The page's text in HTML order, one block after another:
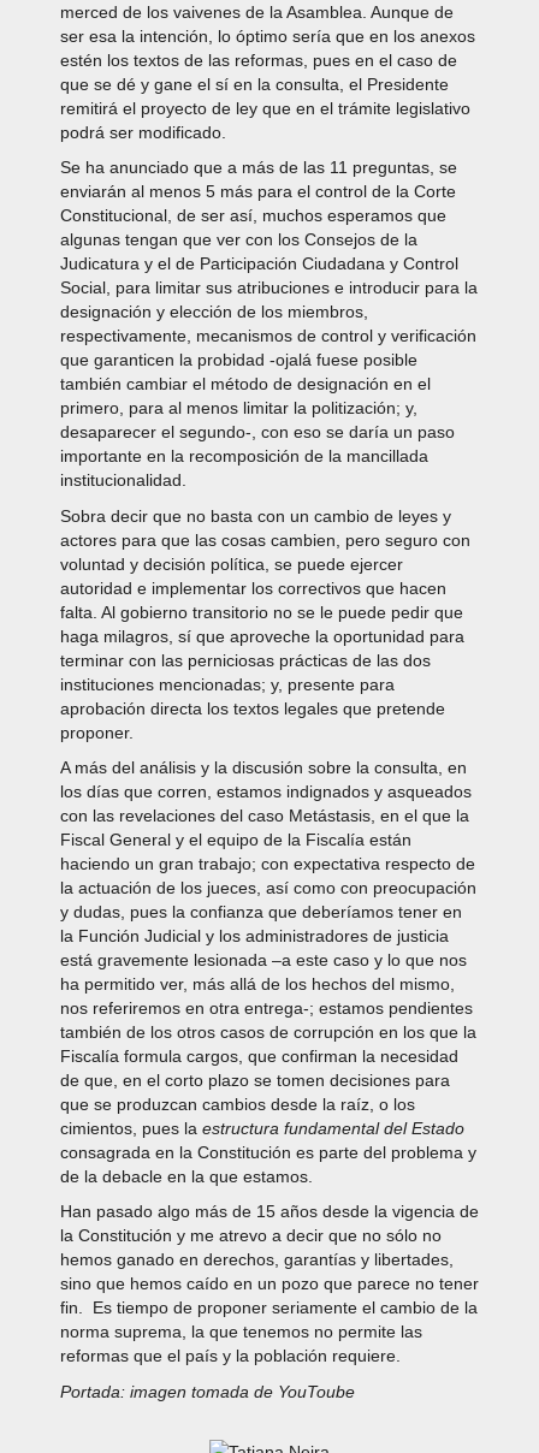
merced de los vaivenes de la Asamblea. Aunque de
ser esa la intención, lo óptimo sería que en los anexos
estén los textos de las reformas, pues en el caso de
que se dé y gane el sí en la consulta, el Presidente
remitirá el proyecto de ley que en el trámite legislativo
podrá ser modificado.
Se ha anunciado que a más de las 11 preguntas, se
enviarán al menos 5 más para el control de la Corte
Constitucional, de ser así, muchos esperamos que
algunas tengan que ver con los Consejos de la
Judicatura y el de Participación Ciudadana y Control
Social, para limitar sus atribuciones e introducir para la
designación y elección de los miembros,
respectivamente, mecanismos de control y verificación
que garanticen la probidad -ojalá fuese posible
también cambiar el método de designación en el
primero, para al menos limitar la politización; y,
desaparecer el segundo-, con eso se daría un paso
importante en la recomposición de la mancillada
institucionalidad.
Sobra decir que no basta con un cambio de leyes y
actores para que las cosas cambien, pero seguro con
voluntad y decisión política, se puede ejercer
autoridad e implementar los correctivos que hacen
falta. Al gobierno transitorio no se le puede pedir que
haga milagros, sí que aproveche la oportunidad para
terminar con las perniciosas prácticas de las dos
instituciones mencionadas; y, presente para
aprobación directa los textos legales que pretende
proponer.
A más del análisis y la discusión sobre la consulta, en
los días que corren, estamos indignados y asqueados
con las revelaciones del caso Metástasis, en el que la
Fiscal General y el equipo de la Fiscalía están
haciendo un gran trabajo; con expectativa respecto de
la actuación de los jueces, así como con preocupación
y dudas, pues la confianza que deberíamos tener en
la Función Judicial y los administradores de justicia
está gravemente lesionada –a este caso y lo que nos
ha permitido ver, más allá de los hechos del mismo,
nos referiremos en otra entrega-; estamos pendientes
también de los otros casos de corrupción en los que la
Fiscalía formula cargos, que confirman la necesidad
de que, en el corto plazo se tomen decisiones para
que se produzcan cambios desde la raíz, o los
cimientos, pues la estructura fundamental del Estado
consagrada en la Constitución es parte del problema y
de la debacle en la que estamos.
Han pasado algo más de 15 años desde la vigencia de
la Constitución y me atrevo a decir que no sólo no
hemos ganado en derechos, garantías y libertades,
sino que hemos caído en un pozo que parece no tener
fin. Es tiempo de proponer seriamente el cambio de la
norma suprema, la que tenemos no permite las
reformas que el país y la población requiere.
Portada: imagen tomada de YouToube